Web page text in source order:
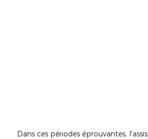
Dans ces périodes éprouvantes,